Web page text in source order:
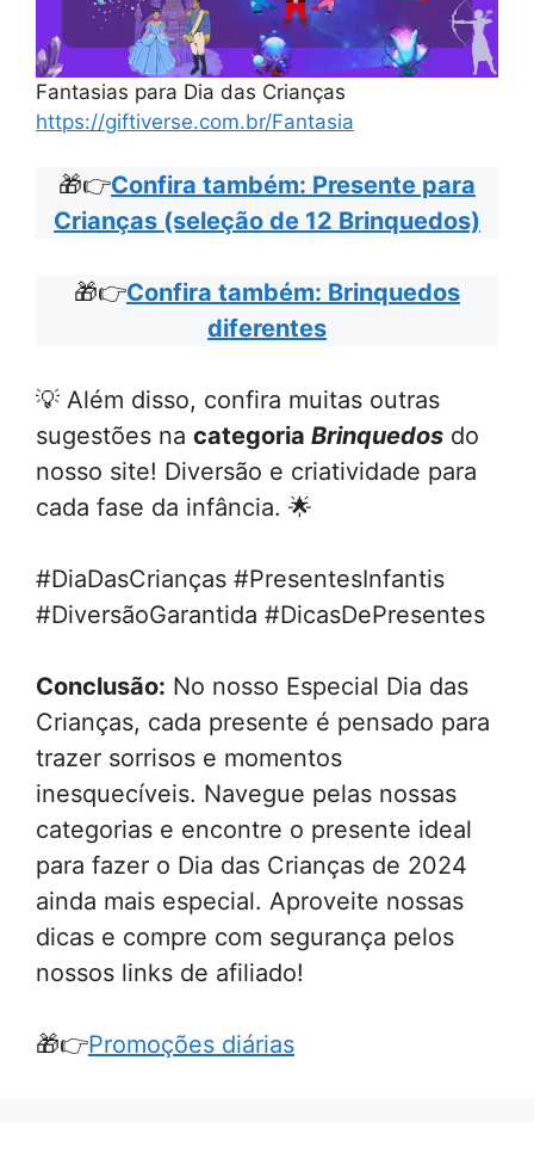
Fantasias para Dia das Crianças
https://giftiverse.com.br/Fantasia
🎁👉Confira também: Presente para
Crianças (seleção de 12 Brinquedos)
🎁👉Confira também: Brinquedos
diferentes
💡 Além disso, confira muitas outras
sugestões na categoria Brinquedos do
nosso site! Diversão e criatividade para
cada fase da infância. 🌟
#DiaDasCrianças #PresentesInfantis
#DiversãoGarantida #DicasDePresentes
Conclusão: No nosso Especial Dia das
Crianças, cada presente é pensado para
trazer sorrisos e momentos
inesquecíveis. Navegue pelas nossas
categorias e encontre o presente ideal
para fazer o Dia das Crianças de 2024
ainda mais especial. Aproveite nossas
dicas e compre com segurança pelos
nossos links de afiliado!
🎁👉Promoções diárias